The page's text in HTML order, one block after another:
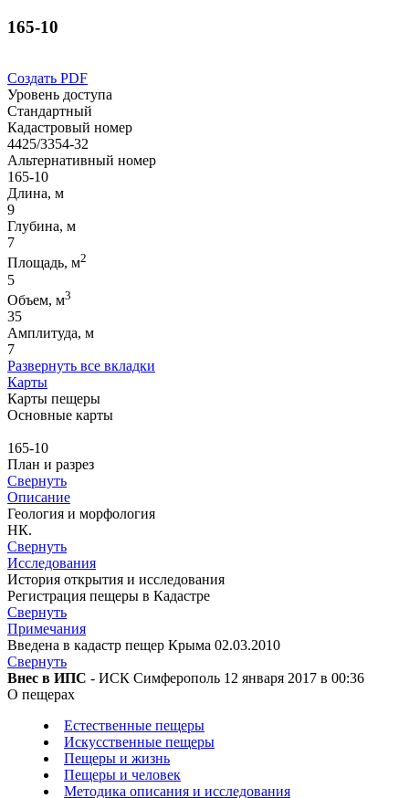
165-10
Создать PDF
Уровень доступа
Стандартный
Кадастровый номер
4425/3354-32
Альтернативный номер
165-10
Длина, м
9
Глубина, м
7
Площадь, м2
5
Объем, м3
35
Амплитуда, м
7
Развернуть все вкладки
Карты
Карты пещеры
Основные карты
165-10
План и разрез
Свернуть
Описание
Геология и морфология
НК.
Свернуть
Исследования
История открытия и исследования
Регистрация пещеры в Кадастре
Свернуть
Примечания
Введена в кадастр пещер Крыма 02.03.2010
Свернуть
Внес в ИПС - ИСК Симферополь 12 января 2017 в 00:36
О пещерах
Естественные пещеры
Искусственные пещеры
Пещеры и жизнь
Пещеры и человек
Методика описания и исследования